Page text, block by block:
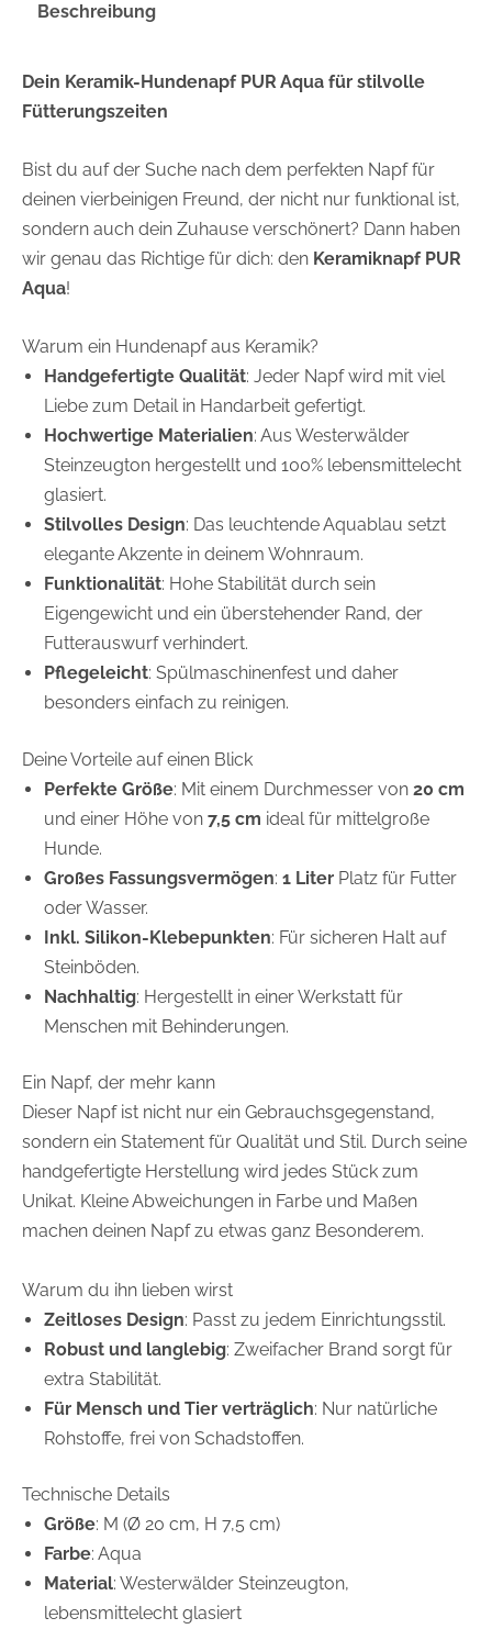
Beschreibung
Dein Keramik-Hundenapf PUR Aqua für stilvolle
Fütterungszeiten
Bist du auf der Suche nach dem perfekten Napf für
deinen vierbeinigen Freund, der nicht nur funktional ist,
sondern auch dein Zuhause verschönert? Dann haben
wir genau das Richtige für dich: den Keramiknapf PUR
Aqua!
Warum ein Hundenapf aus Keramik?
Handgefertigte Qualität: Jeder Napf wird mit viel
Liebe zum Detail in Handarbeit gefertigt.
Hochwertige Materialien: Aus Westerwälder
Steinzeugton hergestellt und 100% lebensmittelecht
glasiert.
Stilvolles Design: Das leuchtende Aquablau setzt
elegante Akzente in deinem Wohnraum.
Funktionalität: Hohe Stabilität durch sein
Eigengewicht und ein überstehender Rand, der
Futterauswurf verhindert.
Pflegeleicht: Spülmaschinenfest und daher
besonders einfach zu reinigen.
Deine Vorteile auf einen Blick
Perfekte Größe: Mit einem Durchmesser von 20 cm
und einer Höhe von 7,5 cm ideal für mittelgroße
Hunde.
Großes Fassungsvermögen: 1 Liter Platz für Futter
oder Wasser.
Inkl. Silikon-Klebepunkten: Für sicheren Halt auf
Steinböden.
Nachhaltig: Hergestellt in einer Werkstatt für
Menschen mit Behinderungen.
Ein Napf, der mehr kann
Dieser Napf ist nicht nur ein Gebrauchsgegenstand,
sondern ein Statement für Qualität und Stil. Durch seine
handgefertigte Herstellung wird jedes Stück zum
Unikat. Kleine Abweichungen in Farbe und Maßen
machen deinen Napf zu etwas ganz Besonderem.
Warum du ihn lieben wirst
Zeitloses Design: Passt zu jedem Einrichtungsstil.
Robust und langlebig: Zweifacher Brand sorgt für
extra Stabilität.
Für Mensch und Tier verträglich: Nur natürliche
Rohstoffe, frei von Schadstoffen.
Technische Details
Größe: M (Ø 20 cm, H 7,5 cm)
Farbe: Aqua
Material: Westerwälder Steinzeugton,
lebensmittelecht glasiert